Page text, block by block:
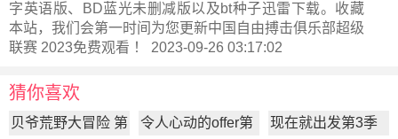
字英语版、BD蓝光未删减版以及bt种子迅雷下载。收藏
本站，我们会第一时间为您更新中国自由搏击俱乐部超级
联赛 2023免费观看 ！ 2023-09-26 03:17:02
猜你喜欢
贝爷荒野大冒险 第
令人心动的offer第
现在就出发第3季